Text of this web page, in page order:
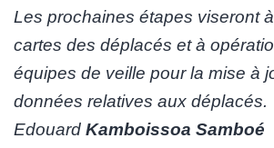
Les prochaines étapes viseront
cartes des déplacés et à
équipes de veille pour la mise à
données relatives aux déplacés.
Edouard Kamboissoa Samboé